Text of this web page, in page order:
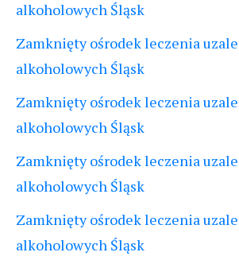
alkoholowych Śląsk
Zamknięty ośrodek leczenia
alkoholowych Śląsk
Zamknięty ośrodek leczenia
alkoholowych Śląsk
Zamknięty ośrodek leczenia
alkoholowych Śląsk
Zamknięty ośrodek leczenia
alkoholowych Śląsk